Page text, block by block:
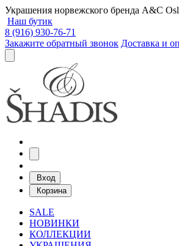
Украшения норвежского бренда A&C
Наш бутик
8 (916) 930-76-71
Закажите обратный звонок Доставка и
Вход
Корзина
SALE
НОВИНКИ
КОЛЛЕКЦИИ